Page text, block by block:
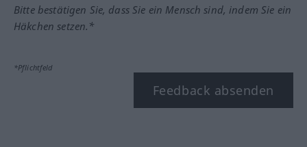
Bitte bestätigen Sie, dass Sie ein Mensch sind, indem Sie ein
Häkchen setzen.*
*Pflichtfeld
Feedback absenden